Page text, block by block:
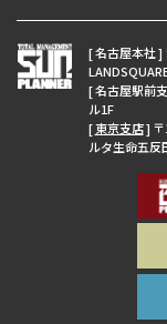
[ 名古屋本社 ]
[ 名古屋駅前
ル1F
[東京支店] 〒
ルタ生命五反